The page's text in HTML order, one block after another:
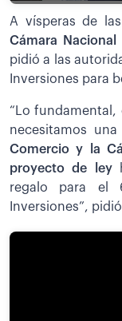
A vísperas de
Cámara
pidió a las
Inversiones para
“Lo
necesitamos
Comercio y la
proyecto de ley
regalo para el
Inversiones”,